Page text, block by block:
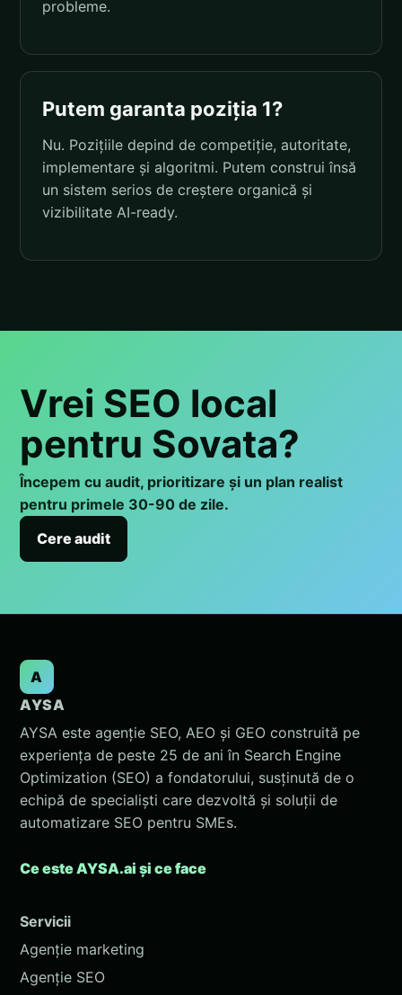
probleme.
Putem garanta poziția 1?
Nu. Pozițiile depind de competiție, autoritate,
implementare și algoritmi. Putem construi însă
un sistem serios de creștere organică și
vizibilitate AI-ready.
Vrei SEO local
pentru Sovata?
Începem cu audit, prioritizare și un plan realist
pentru primele 30-90 de zile.
Cere audit
A
AYSA
AYSA este agenție SEO, AEO și GEO construită pe
experiența de peste 25 de ani în Search Engine
Optimization (SEO) a fondatorului, susținută de o
echipă de specialiști care dezvoltă și soluții de
automatizare SEO pentru SMEs.
Ce este AYSA.ai și ce face
Servicii
Agenție marketing
Agenție SEO